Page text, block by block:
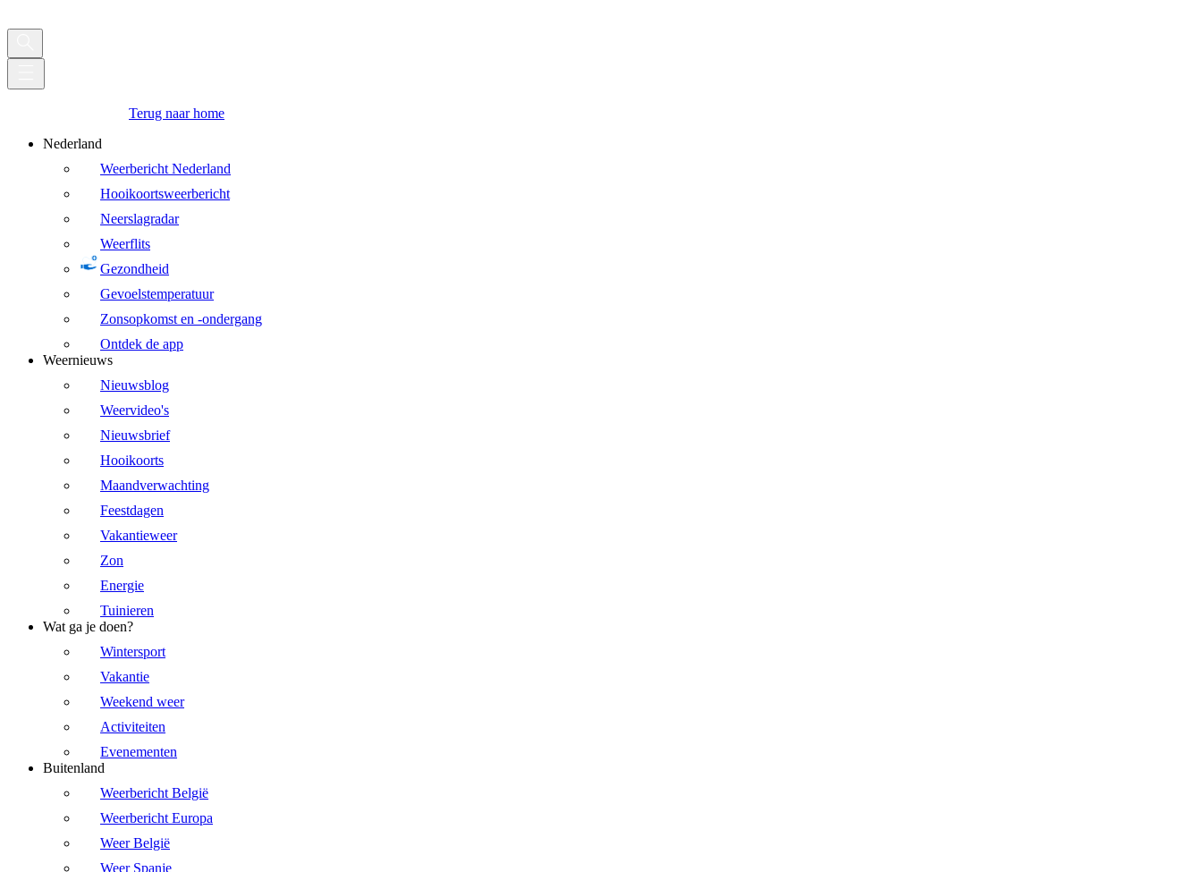
Terug naar home
Nederland
Weerbericht Nederland
Hooikoortsweerbericht
Neerslagradar
Weerflits
Gezondheid
Gevoelstemperatuur
Zonsopkomst en -ondergang
Ontdek de app
Weernieuws
Nieuwsblog
Weervideo's
Nieuwsbrief
Hooikoorts
Maandverwachting
Feestdagen
Vakantieweer
Zon
Energie
Tuinieren
Wat ga je doen?
Wintersport
Vakantie
Weekend weer
Activiteiten
Evenementen
Buitenland
Weerbericht België
Weerbericht Europa
Weer België
Weer Spanje